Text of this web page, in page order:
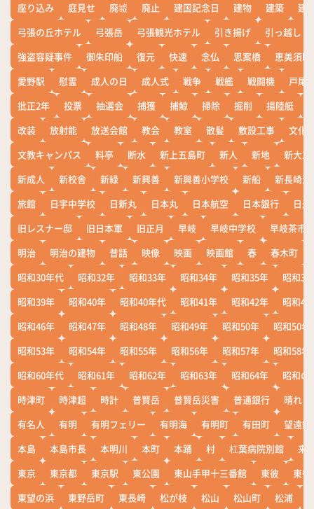
座り込み
庭見せ 廃墟 廃止 建国記念日 建物 建築
建
弓張の丘ホテル
弓張岳 弓張観光ホテル 引き揚げ
引っ越し
強盗容疑事件
御朱印船 復元 快速 念仏 思案橋
恵美須町
愛野駅
慰霊 成人の日 成人式 戦争 戦艦 戦闘機
戸尾
批正2年
投票 抽選会 捕獲 捕鯨 掃除 掘削 揚陸艇
改装
放射能 放送会館 教会 教室 散髪 敷設工事
文化
文教キャンパス
料亭 断水 新上五島町 新人 新地
新大工
新成人
新校舎 新緑 新興善 新興善小学校 新船
新長崎漁
旅館
日宇中学校 日新丸 日本丸 日本航空 日本銀行
日
旧レスナー邸
旧日本軍 旧正月 早岐 早岐中学校
早岐茶市
明治
明治の建物 昔話 映像 映画 映画館 春 春木町
昭和30年代
昭和32年 昭和33年 昭和34年 昭和35年
昭和36
昭和39年
昭和40年 昭和40年代 昭和41年 昭和42年
昭和43
昭和46年
昭和47年 昭和48年 昭和49年 昭和50年
昭和50年
昭和53年
昭和54年 昭和55年 昭和56年 昭和57年
昭和58年
昭和60年代
昭和61年 昭和62年 昭和63年 昭和64年
昭和の
時津町
時津超 時計 普賢岳 普賢岳災害 普通銀行
晴れ
有名人
有明 有明フェリー 有明海 有明町 有田町
望遠鏡
本島
本島市長 本明川 本町 本踊 村 杠葉病院別館
来
東京
東京都 東京駅 東公園 東山手甲十三番館 東彼
東彼
東望の浜
東野岳町 東長崎 松が枝 松山 松山町 松浦